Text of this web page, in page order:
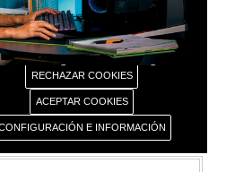
de Letrán
con políticas de privacidad ajenas este
que usted podrá decidir si acepta o no
acceda a ellos.
sobre el uso de nuestras cookies.
RECHAZAR COOKIES
ACEPTAR COOKIES
E INFORMACIÓN